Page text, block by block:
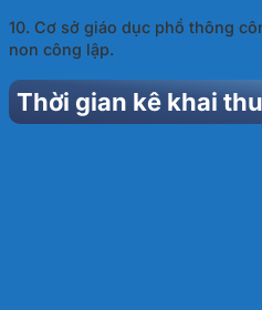
10. Cơ sở giáo dục phổ thông
non công lập.
Thời gian kê khai